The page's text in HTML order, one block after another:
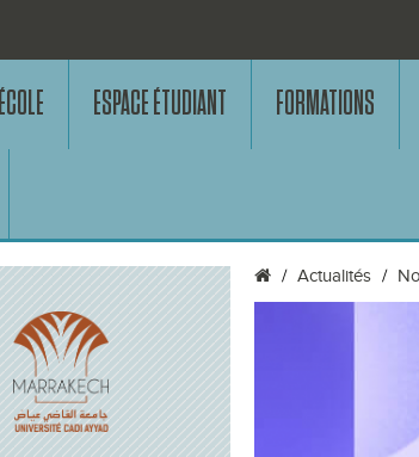
ÉCOLE ESPACE ÉTUDIANT FORMATIONS
Actualités